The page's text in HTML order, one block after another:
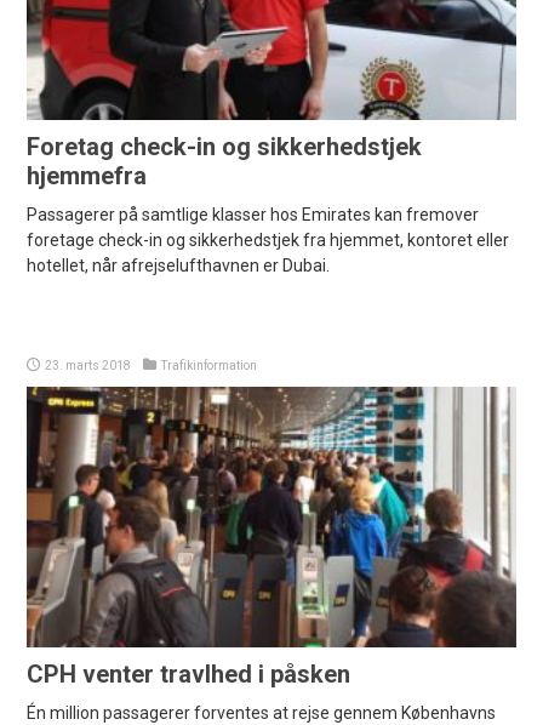
Foretag check-in og sikkerhedstjek
hjemmefra
Passagerer på samtlige klasser hos Emirates kan fremover
foretage check-in og sikkerhedstjek fra hjemmet, kontoret eller
hotellet, når afrejselufthavnen er Dubai.
23. marts 2018 Trafikinformation
CPH venter travlhed i påsken
Én million passagerer forventes at rejse gennem Københavns